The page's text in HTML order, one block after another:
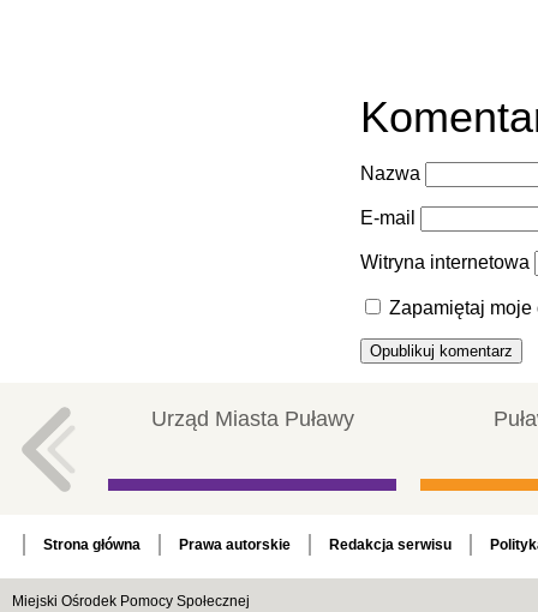
Nazwa
E-mail
Witryna internetowa
Zapamiętaj moje
Urząd Miasta Puławy
Strona główna Prawa autorskie Redakcja serwisu
Miejski Ośrodek Pomocy Społecznej